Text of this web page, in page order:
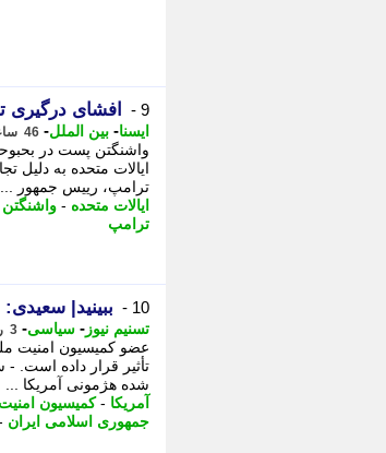
9 - افشای
ایسنا- بین الملل- 46 ساعت پیش - پنجشنبه 15 مرداد 1405، 06:15
واشنگتن پست در
ایالات متحده به دلیل
ترامپ، رییس جمهور ...
ایالات متحده -
ترامپ
10 - ببینید|
تسنیم نیوز - سیاسی- 3 روز پیش - چهارشنبه 14 مرداد 1405، 15:30
عضو کمیسیون امنیت
تأثیر قرار داده است.
شده هژمونی آمریکا ...
آمریکا -کمیسیون
جمهوری اسلامی ایران